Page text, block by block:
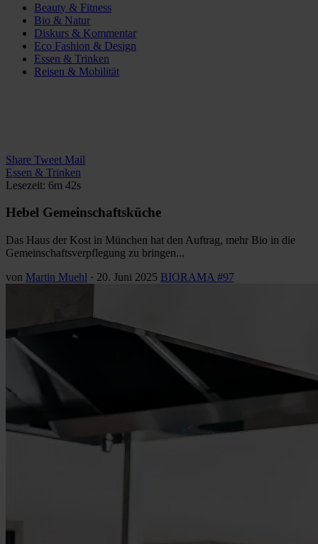
Beauty & Fitness
Bio & Natur
Diskurs & Kommentar
Eco Fashion & Design
Essen & Trinken
Reisen & Mobilität
Share Tweet Mail
Essen & Trinken
Lesezeit: 6m 42s
Hebel Gemeinschaftsküche
Das Haus der Kost in München hat den Auftrag, mehr Bio in die
Gemeinschaftsverpflegung zu bringen...
von Martin Muehl · 20. Juni 2025 BIORAMA #97